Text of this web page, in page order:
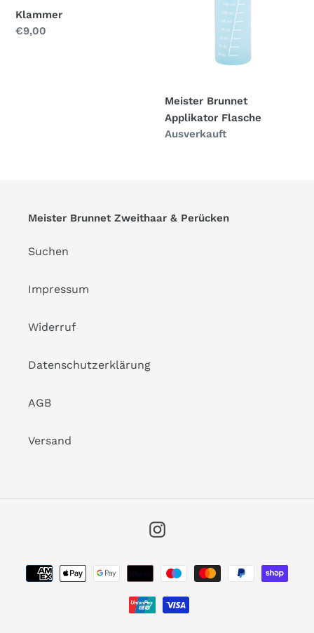
Klammer
Normaler
€9,00
Meister Brunnet
Applikator Flasche
Normaler
Ausverkauft
Meister Brunnet Zweithaar & Perücken
Suchen
Impressum
Widerruf
Datenschutz­erklärung
AGB
Versand
Instagram
Zahlungsarten